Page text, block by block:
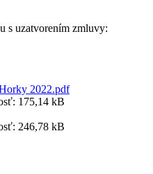
s uzatvorením zmluvy:
2022.pdf
175,14 kB
246,78 kB